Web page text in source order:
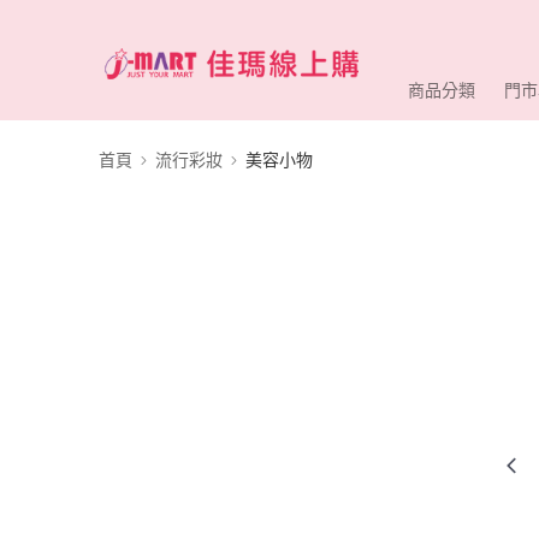
商品分類 門
首頁 流行彩妝 美容小物